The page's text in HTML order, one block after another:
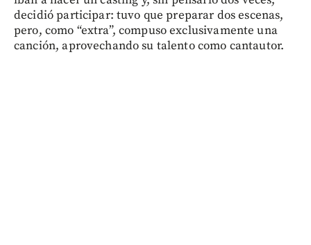
decidió participar: tuvo que preparar dos escenas,
pero, como “extra”, compuso exclusivamente una
canción, aprovechando su talento como cantautor.